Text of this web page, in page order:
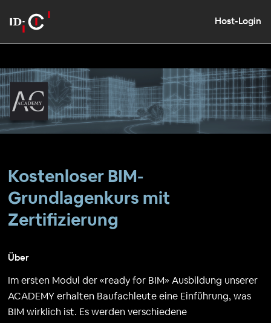
Host-Login
Kostenloser BIM-
Grundlagenkurs mit
Zertifizierung
Über
Im ersten Modul der «ready for BIM» Ausbildung unserer
ACADEMY erhalten Baufachleute eine Einführung, was
BIM wirklich ist. Es werden verschiedene